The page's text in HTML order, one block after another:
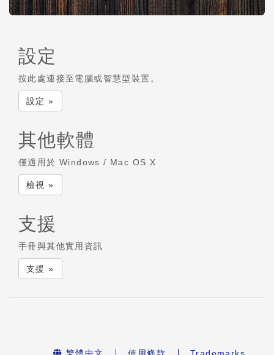
設定
按此處連接至電腦或智慧型裝置。
設定 »
其他軟體
僅適用於 Windows / Mac OS X
檢視 »
支援
手冊與其他實用資訊
支援 »